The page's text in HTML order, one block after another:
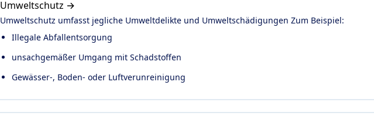
Umweltschutz →
Umweltschutz umfasst jegliche Umweltdelikte und Umweltschädigungen Zum Beispiel:
Illegale Abfallentsorgung
unsachgemäßer Umgang mit Schadstoffen
Gewässer-, Boden- oder Luftverunreinigung